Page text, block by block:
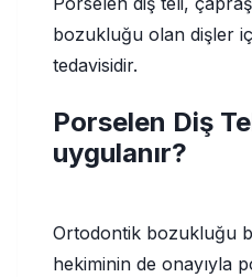
bozukluğu olan dişler
tedavisidir.
Porselen Diş
uygulanır?
Ortodontik bozukluğu
hekiminin de onayıyla